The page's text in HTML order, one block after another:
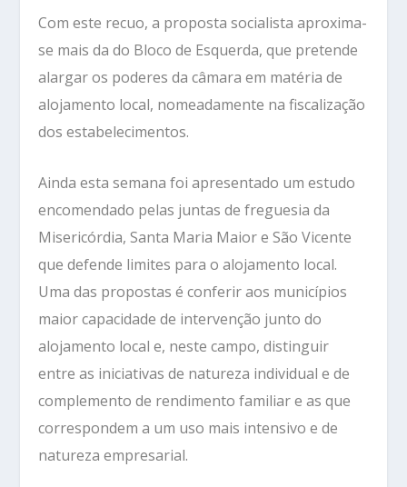
Com este recuo, a proposta socialista aproxima-
se mais da do Bloco de Esquerda, que pretende
alargar os poderes da câmara em matéria de
alojamento local, nomeadamente na fiscalização
dos estabelecimentos.
Ainda esta semana foi apresentado um estudo
encomendado pelas juntas de freguesia da
Misericórdia, Santa Maria Maior e São Vicente
que defende limites para o alojamento local.
Uma das propostas é conferir aos municípios
maior capacidade de intervenção junto do
alojamento local e, neste campo, distinguir
entre as iniciativas de natureza individual e de
complemento de rendimento familiar e as que
correspondem a um uso mais intensivo e de
natureza empresarial.